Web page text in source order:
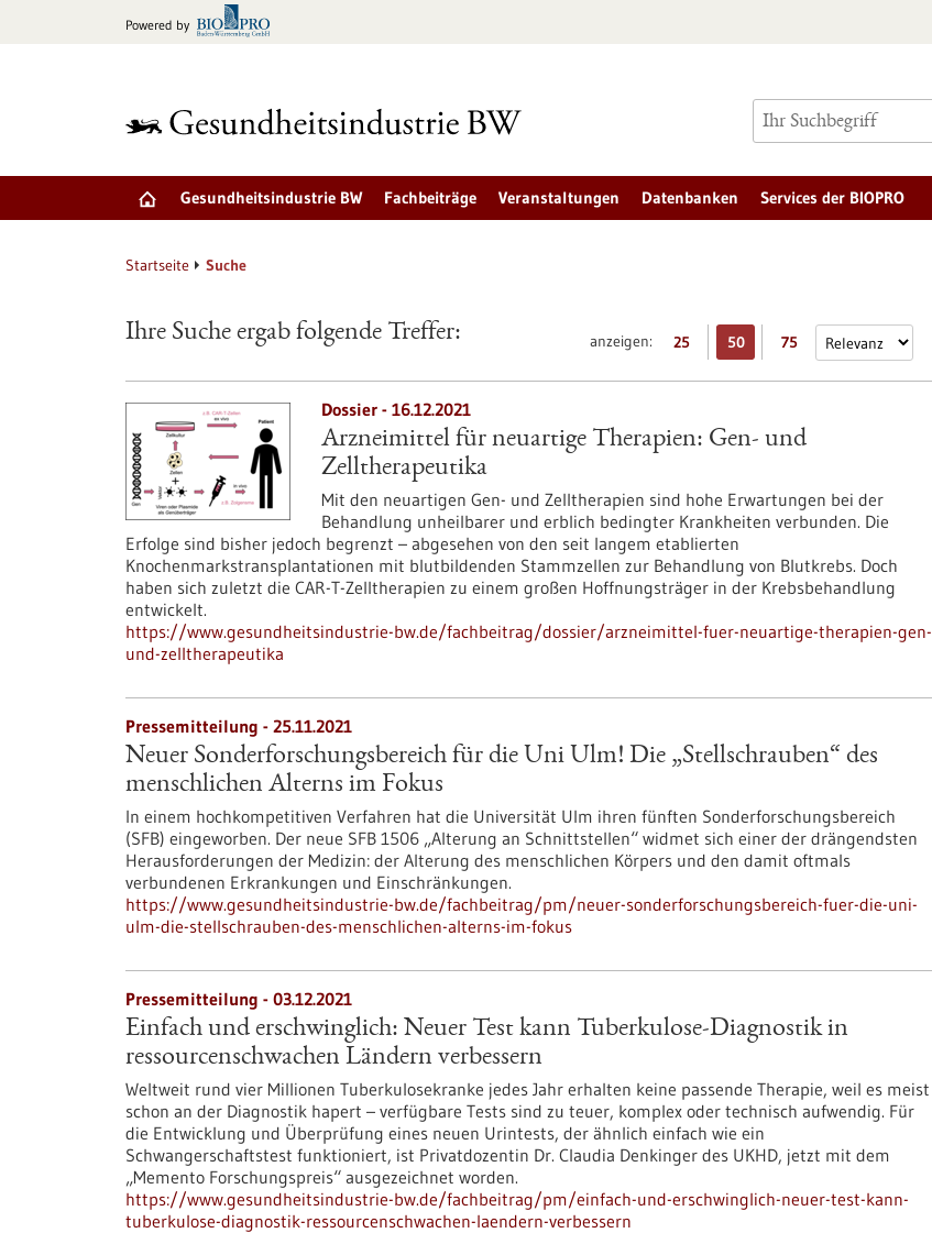
Powered by
Gesundheitsindustrie BW Fachbeiträge Veranstaltungen Datenbanken Services der BIOPRO
Startseite Suche
anzeigen: 25 50 75
Ihre Suche ergab folgende Treffer:
Dossier - 16.12.2021
Arzneimittel für neuartige Therapien: Gen- und
Zelltherapeutika
Mit den neuartigen Gen- und Zelltherapien sind hohe Erwartungen bei der
Behandlung unheilbarer und erblich bedingter Krankheiten verbunden. Die
Erfolge sind bisher jedoch begrenzt – abgesehen von den seit langem etablierten
Knochenmarkstransplantationen mit blutbildenden Stammzellen zur Behandlung von Blutkrebs. Doch
haben sich zuletzt die CAR-T-Zelltherapien zu einem großen Hoffnungsträger in der Krebsbehandlung
entwickelt.
https://www.gesundheitsindustrie-bw.de/fachbeitrag/dossier/arzneimittel-fuer-neuartige-therapien-gen-
und-zelltherapeutika
Pressemitteilung - 25.11.2021
Neuer Sonderforschungsbereich für die Uni Ulm! Die „Stellschrauben“ des
menschlichen Alterns im Fokus
In einem hochkompetitiven Verfahren hat die Universität Ulm ihren fünften Sonderforschungsbereich
(SFB) eingeworben. Der neue SFB 1506 „Alterung an Schnittstellen“ widmet sich einer der drängendsten
Herausforderungen der Medizin: der Alterung des menschlichen Körpers und den damit oftmals
verbundenen Erkrankungen und Einschränkungen.
https://www.gesundheitsindustrie-bw.de/fachbeitrag/pm/neuer-sonderforschungsbereich-fuer-die-uni-
ulm-die-stellschrauben-des-menschlichen-alterns-im-fokus
Pressemitteilung - 03.12.2021
Einfach und erschwinglich: Neuer Test kann Tuberkulose-Diagnostik in
ressourcenschwachen Ländern verbessern
Weltweit rund vier Millionen Tuberkulosekranke jedes Jahr erhalten keine passende Therapie, weil es meist
schon an der Diagnostik hapert – verfügbare Tests sind zu teuer, komplex oder technisch aufwendig. Für
die Entwicklung und Überprüfung eines neuen Urintests, der ähnlich einfach wie ein
Schwangerschaftstest funktioniert, ist Privatdozentin Dr. Claudia Denkinger des UKHD, jetzt mit dem
„Memento Forschungspreis“ ausgezeichnet worden.
https://www.gesundheitsindustrie-bw.de/fachbeitrag/pm/einfach-und-erschwinglich-neuer-test-kann-
tuberkulose-diagnostik-ressourcenschwachen-laendern-verbessern